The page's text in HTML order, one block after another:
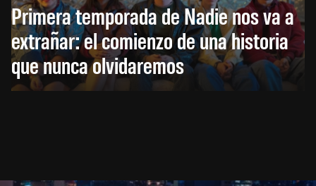
Primera temporada de Nadie nos va a
extrañar: el comienzo de una historia
que nunca olvidaremos